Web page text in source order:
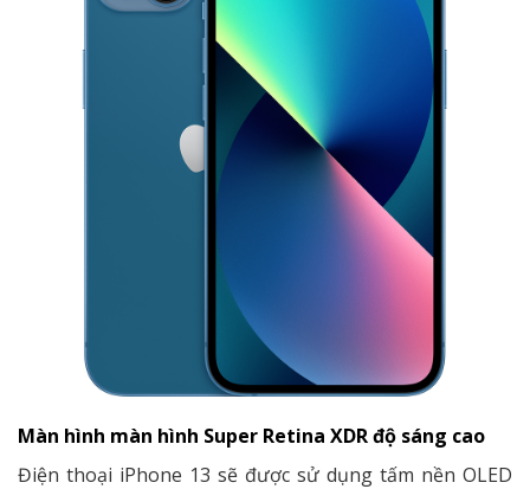
Màn hình màn hình Super Retina XDR độ sáng cao
Điện thoại iPhone 13 sẽ được sử dụng tấm nền OLED